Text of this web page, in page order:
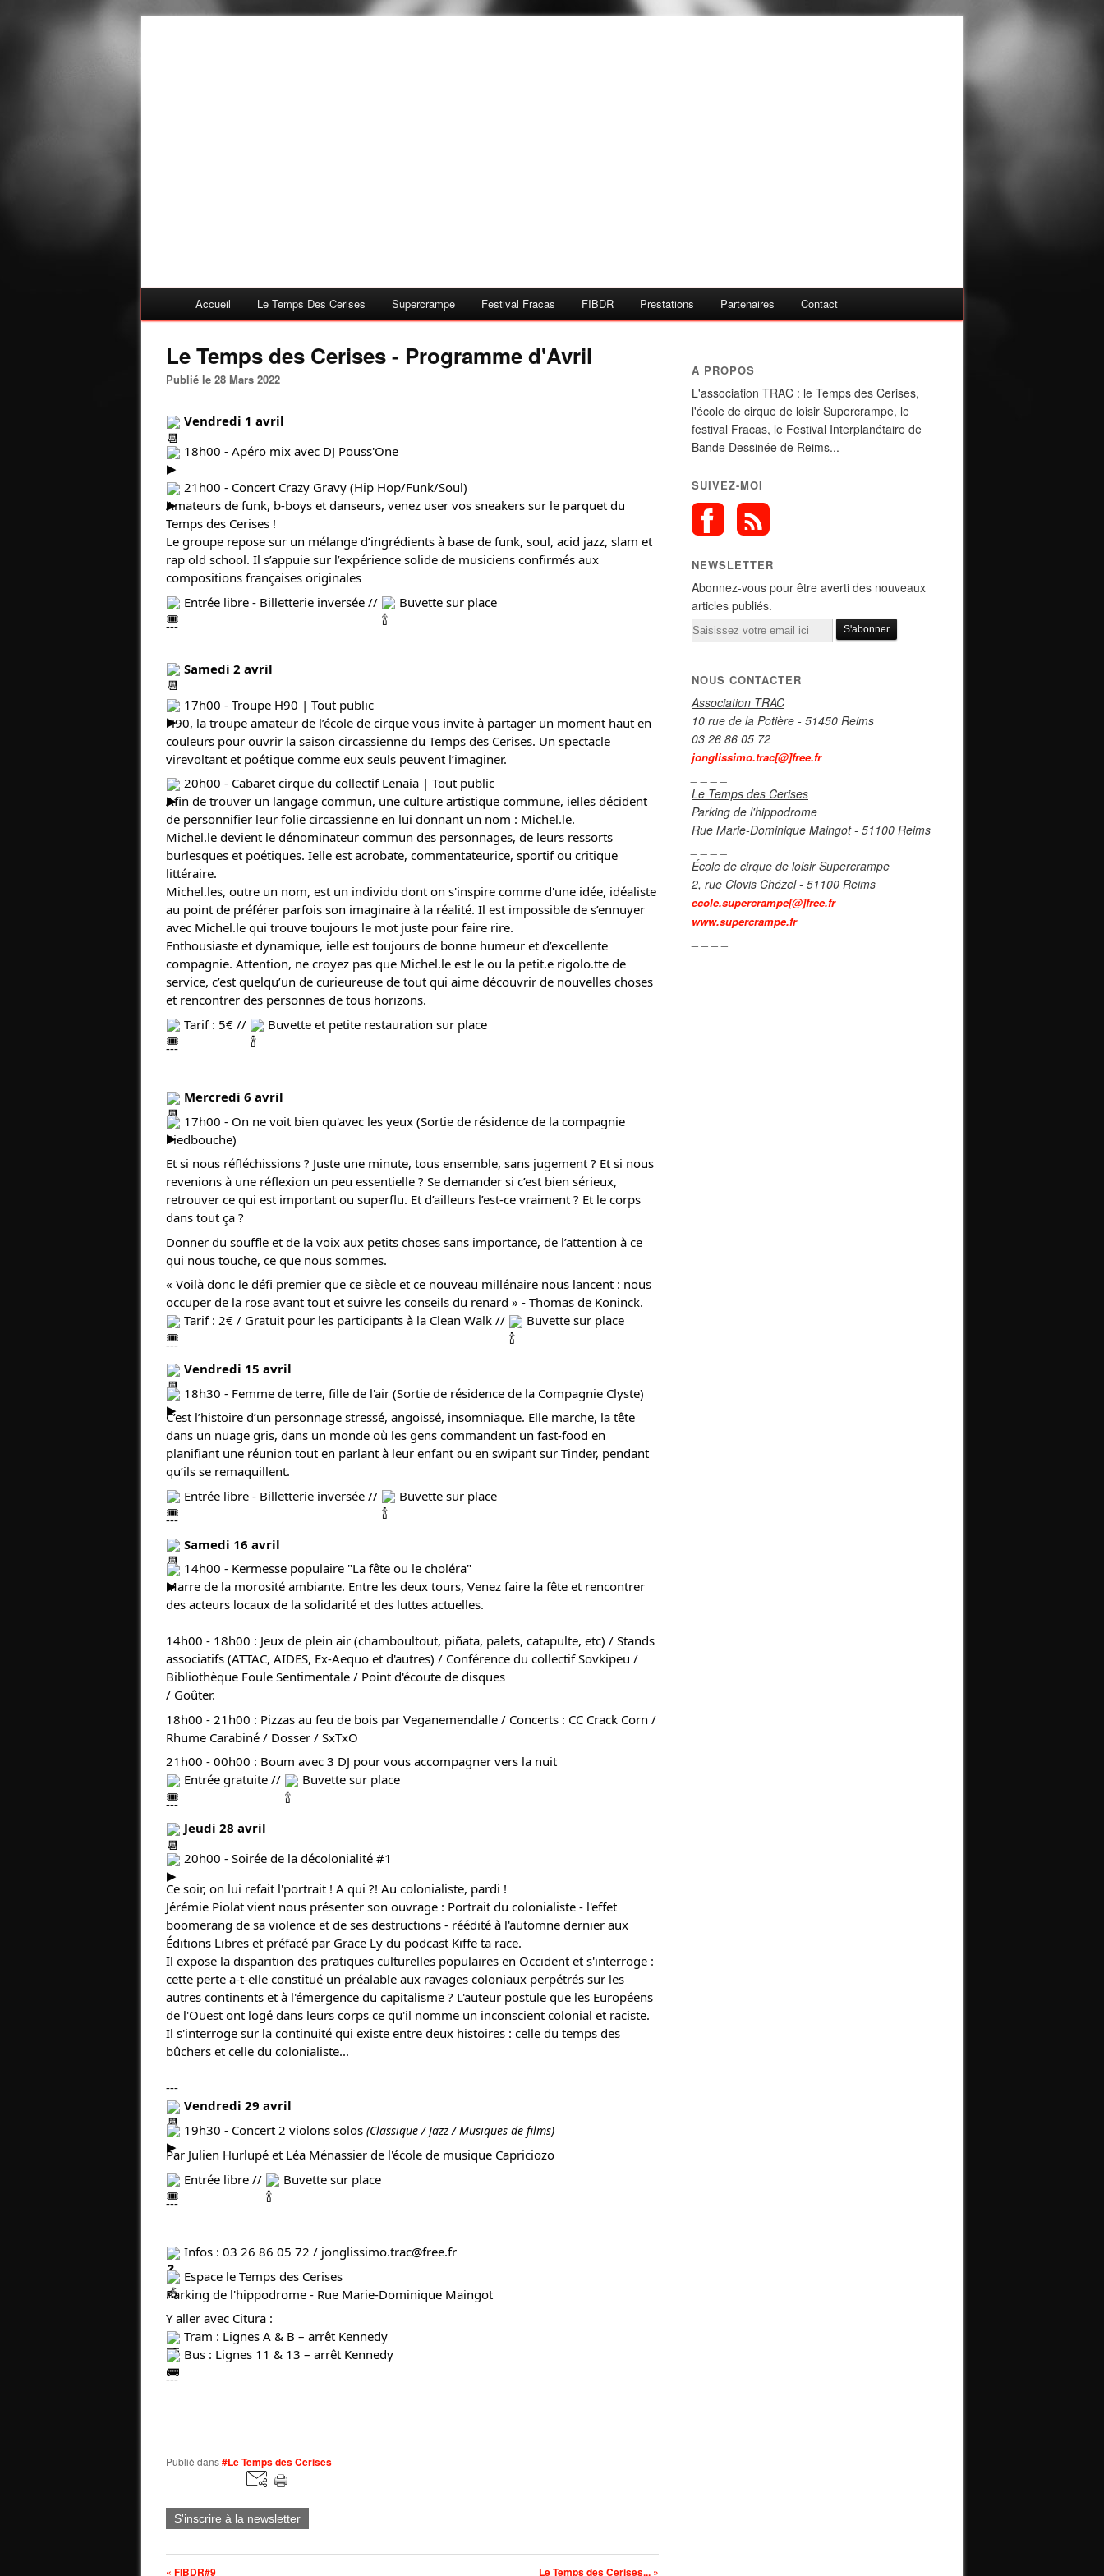
Accueil Le Temps Des Cerises Supercrampe Festival Fracas FIBDR Prestations Partenaires Contact
Le Temps des Cerises - Programme d'Avril
Publié le 28 Mars 2022
Vendredi 1 avril
18h00 - Apéro mix avec DJ Pouss'One
21h00 - Concert Crazy Gravy (Hip Hop/Funk/Soul)
Amateurs de funk, b-boys et danseurs, venez user vos sneakers sur le parquet du
Temps des Cerises !
Le groupe repose sur un mélange d’ingrédients à base de funk, soul, acid jazz, slam et
rap old school. Il s’appuie sur l’expérience solide de musiciens confirmés aux
compositions françaises originales
Entrée libre - Billetterie inversée //
Buvette sur place
---
Samedi 2 avril
17h00 - Troupe H90 | Tout public
H90, la troupe amateur de l’école de cirque vous invite à partager un moment haut en
couleurs pour ouvrir la saison circassienne du Temps des Cerises. Un spectacle
virevoltant et poétique comme eux seuls peuvent l’imaginer.
20h00 - Cabaret cirque du collectif Lenaia | Tout public
Afin de trouver un langage commun, une culture artistique commune, ielles décident
de personnifier leur folie circassienne en lui donnant un nom : Michel.le.
Michel.le devient le dénominateur commun des personnages, de leurs ressorts
burlesques et poétiques. Ielle est acrobate, commentateurice, sportif ou critique
littéraire.
Michel.les, outre un nom, est un individu dont on s'inspire comme d'une idée, idéaliste
au point de préférer parfois son imaginaire à la réalité. Il est impossible de s’ennuyer
avec Michel.le qui trouve toujours le mot juste pour faire rire.
Enthousiaste et dynamique, ielle est toujours de bonne humeur et d’excellente
compagnie. Attention, ne croyez pas que Michel.le est le ou la petit.e rigolo.tte de
service, c’est quelqu’un de curieureuse de tout qui aime découvrir de nouvelles choses
et rencontrer des personnes de tous horizons.
Tarif : 5€ //
Buvette et petite restauration sur place
---
Mercredi 6 avril
17h00 - On ne voit bien qu'avec les yeux (Sortie de résidence de la compagnie
Piedbouche)
Et si nous réfléchissions ? Juste une minute, tous ensemble, sans jugement ? Et si nous
revenions à une réflexion un peu essentielle ? Se demander si c’est bien sérieux,
retrouver ce qui est important ou superflu. Et d’ailleurs l’est-ce vraiment ? Et le corps
dans tout ça ?
Donner du souffle et de la voix aux petits choses sans importance, de l’attention à ce
qui nous touche, ce que nous sommes.
« Voilà donc le défi premier que ce siècle et ce nouveau millénaire nous lancent : nous
occuper de la rose avant tout et suivre les conseils du renard » - Thomas de Koninck.
Tarif : 2€ / Gratuit pour les participants à la Clean Walk //
Buvette sur place
---
Vendredi 15 avril
18h30 - Femme de terre, fille de l'air (Sortie de résidence de la Compagnie Clyste)
C’est l’histoire d’un personnage stressé, angoissé, insomniaque. Elle marche, la tête
dans un nuage gris, dans un monde où les gens commandent un fast-food en
planifiant une réunion tout en parlant à leur enfant ou en swipant sur Tinder, pendant
qu’ils se remaquillent.
Entrée libre - Billetterie inversée //
Buvette sur place
---
Samedi 16 avril
14h00 - Kermesse populaire "La fête ou le choléra"
Marre de la morosité ambiante. Entre les deux tours, Venez faire la fête et rencontrer
des acteurs locaux de la solidarité et des luttes actuelles.
14h00 - 18h00 : Jeux de plein air (chamboultout, piñata, palets, catapulte, etc) / Stands
associatifs (ATTAC, AIDES, Ex-Aequo et d'autres) / Conférence du collectif Sovkipeu /
Bibliothèque Foule Sentimentale / Point d'écoute de disques
/ Goûter.
18h00 - 21h00 : Pizzas au feu de bois par Veganemendalle / Concerts : CC Crack Corn /
Rhume Carabiné / Dosser / SxTxO
21h00 - 00h00 : Boum avec 3 DJ pour vous accompagner vers la nuit
Entrée gratuite //
Buvette sur place
---
Jeudi 28 avril
20h00 - Soirée de la décolonialité #1
Ce soir, on lui refait l'portrait ! A qui ?! Au colonialiste, pardi !
Jérémie Piolat vient nous présenter son ouvrage : Portrait du colonialiste - l'effet
boomerang de sa violence et de ses destructions - réédité à l'automne dernier aux
Éditions Libres et préfacé par Grace Ly du podcast Kiffe ta race.
Il expose la disparition des pratiques culturelles populaires en Occident et s'interroge :
cette perte a-t-elle constitué un préalable aux ravages coloniaux perpétrés sur les
autres continents et à l'émergence du capitalisme ? L'auteur postule que les Européens
de l'Ouest ont logé dans leurs corps ce qu'il nomme un inconscient colonial et raciste.
Il s'interroge sur la continuité qui existe entre deux histoires : celle du temps des
bûchers et celle du colonialiste...
---
Vendredi 29 avril
19h30 - Concert 2 violons solos (Classique / Jazz / Musiques de films)
Par Julien Hurlupé et Léa Ménassier de l'école de musique Capriciozo
Entrée libre //
Buvette sur place
---
Infos : 03 26 86 05 72 / jonglissimo.trac@free.fr
Espace le Temps des Cerises
Parking de l'hippodrome - Rue Marie-Dominique Maingot
Y aller avec Citura :
Tram : Lignes A & B – arrêt Kennedy
Bus : Lignes 11 & 13 – arrêt Kennedy
---
Publié dans#Le Temps des Cerises
S'inscrire à la newsletter
« FIBDR#9 Le Temps des Cerises... »
A PROPOS
L'association TRAC : le Temps des Cerises,
l'école de cirque de loisir Supercrampe, le
festival Fracas, le Festival Interplanétaire de
Bande Dessinée de Reims...
SUIVEZ-MOI
NEWSLETTER
Abonnez-vous pour être averti des nouveaux
articles publiés.
Email
NOUS CONTACTER
Association TRAC
10 rue de la Potière - 51450 Reims
03 26 86 05 72
jonglissimo.trac[@]free.fr
Le Temps des Cerises
Parking de l'hippodrome
Rue Marie-Dominique Maingot - 51100 Reims
École de cirque de loisir Supercrampe
2, rue Clovis Chézel - 51100 Reims
ecole.supercrampe[@]free.fr
www.supercrampe.fr